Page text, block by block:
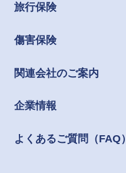
旅行保険
傷害保険
関連会社のご案内
企業情報
よくあるご質問（FAQ）